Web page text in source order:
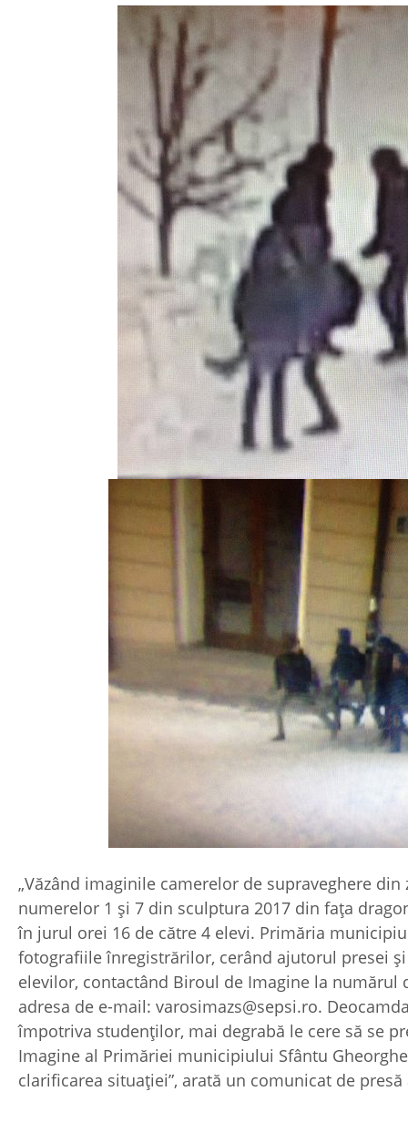
„Văzând imaginile camerelor de supraveghere
numerelor 1 şi 7 din sculptura 2017 din faţa
în jurul orei 16 de către 4 elevi. Primăria
fotografiile înregistrărilor, cerând ajutorul presei
elevilor, contactând Biroul de Imagine la numărul
adresa de e-mail: varosimazs@sepsi.ro.
împotriva studenților, mai degrabă le cere să se
Imagine al Primăriei municipiului Sfântu
clarificarea situaţiei”, arată un comunicat de